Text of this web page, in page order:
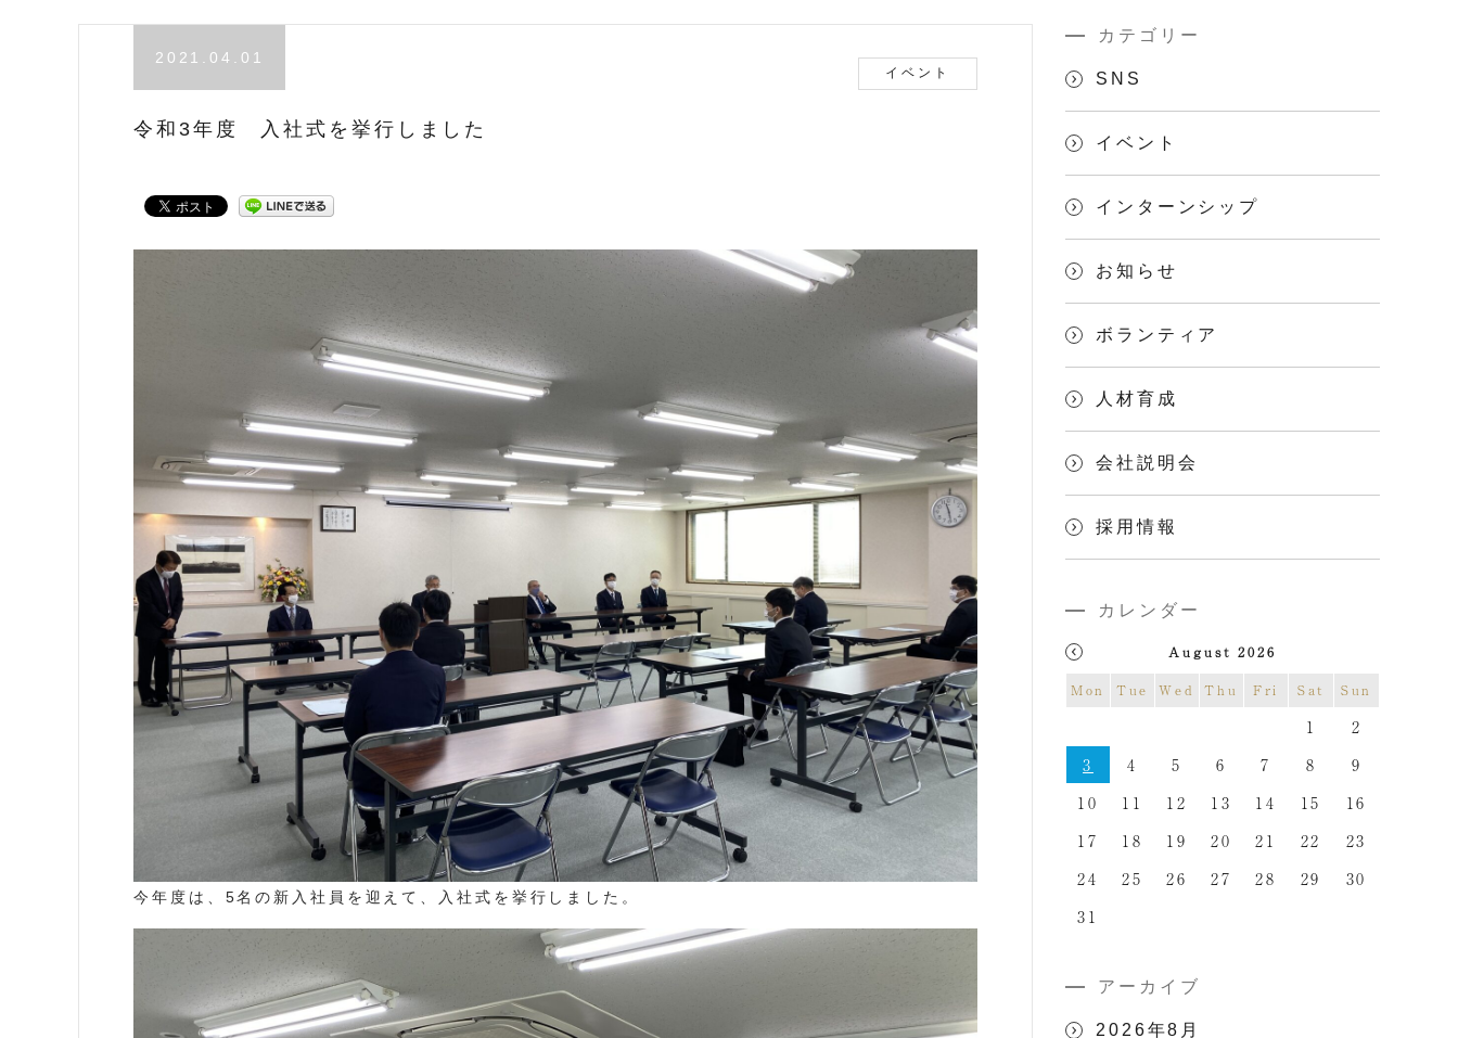
2021.04.01
イベント
令和3年度 入社式を挙行しました
今年度は、5名の新入社員を迎えて、入社式を挙行しました。
カテゴリー
SNS
イベント
インターンシップ
お知らせ
ボランティア
人材育成
会社説明会
採用情報
カレンダー
August 2026
Mon
Tue Wed Thu Fri Sat Sun
1
2
3
4 5 6 7 8
9
10
11 12 13 14 15
16
17
18 19 20 21 22
23
24
25 26 27 28 29
30
31
アーカイブ
2026年8月